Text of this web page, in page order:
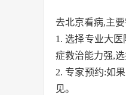
去北京看病,主
1. 选择专业大
症救治能力强,
2. 专家预约:如
见。